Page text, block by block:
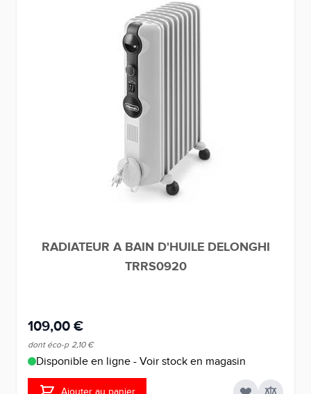
RADIATEUR A BAIN D'HUILE DELONGHI
TRRS0920
109,00 €
dont éco-p 2,10 €
Disponible en ligne - Voir stock en magasin